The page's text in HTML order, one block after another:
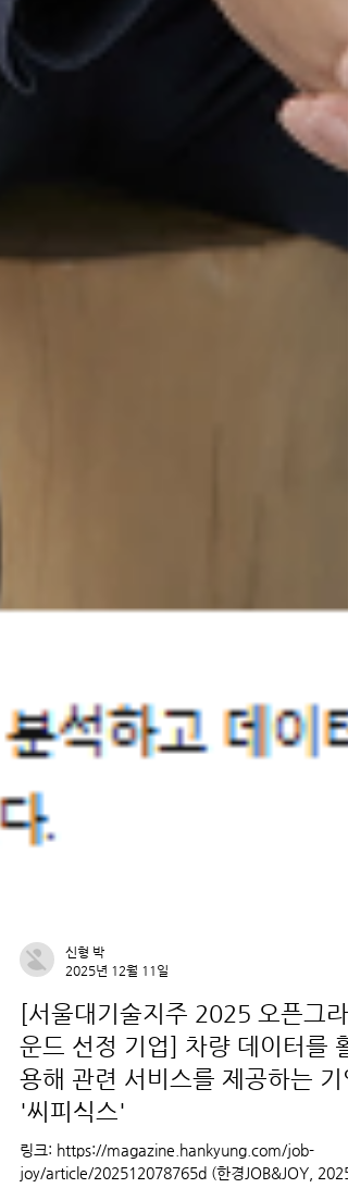
신형 박
2025년 12월 11일
[서울대기술지주 2025 오픈그라
운드 선정 기업] 차량 데이터를 활
용해 관련 서비스를 제공하는 기
'씨피식스'